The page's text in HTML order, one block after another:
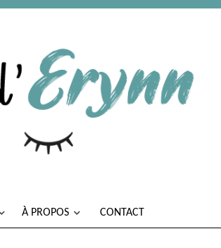
À PROPOS CONTACT